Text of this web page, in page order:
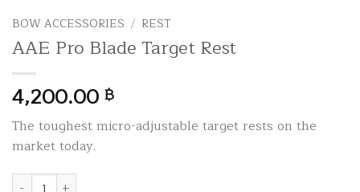
BOW ACCESSORIES / REST
AAE Pro Blade Target Rest
4,200.00 ฿
The toughest micro-adjustable target rests on the
market today.
จำนวน AAE Pro Blade Target Rest ชิ้น